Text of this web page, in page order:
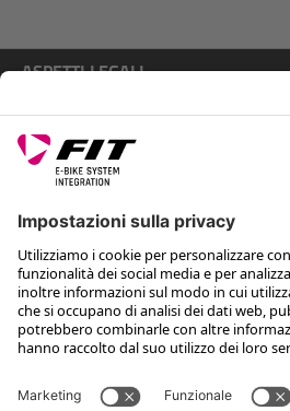
ASPETTI LEGALI
ASSISTENZA
SEGUICI SU